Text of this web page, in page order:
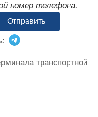
номер телефона.
Отправить
транспортной